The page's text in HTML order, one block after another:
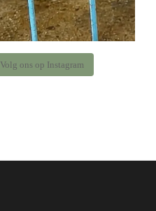
Volg ons op Instagram